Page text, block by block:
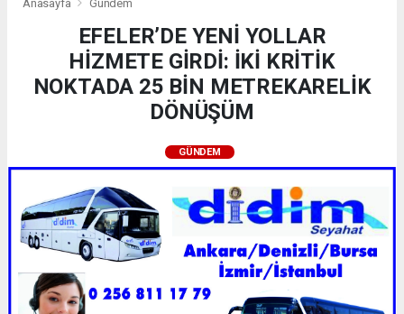
Anasayfa Gündem
EFELER’DE YENİ YOLLAR
HİZMETE GİRDİ: İKİ KRİTİK
NOKTADA 25 BİN METREKARELİK
DÖNÜŞÜM
GÜNDEM